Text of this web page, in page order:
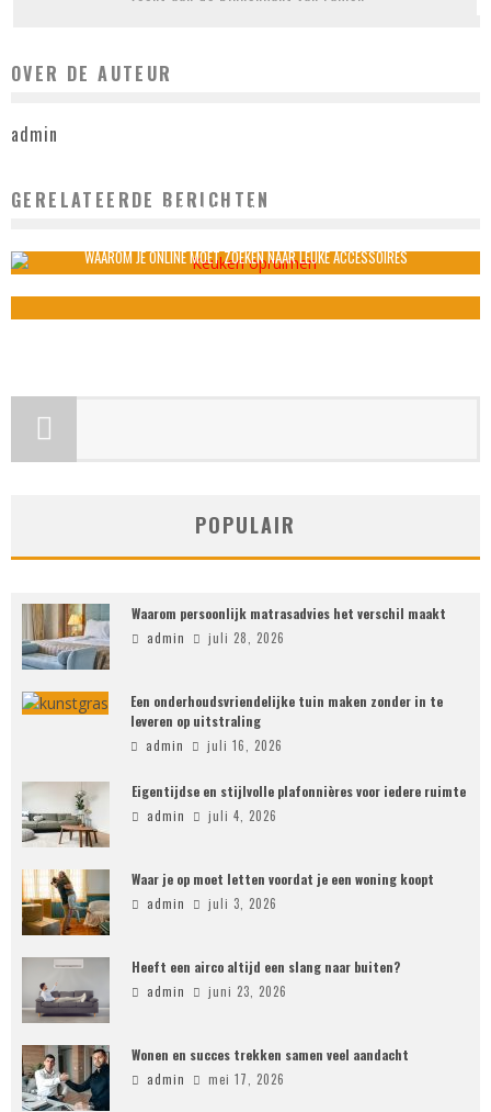
OVER DE AUTEUR
admin
GERELATEERDE BERICHTEN
KEUKEN OPRUIMEN: HOE BEGIN JE?
WAAROM JE ONLINE MOET ZOEKEN NAAR LEUKE ACCESSOIRES
POPULAIR
Waarom persoonlijk matrasadvies het verschil maakt
admin juli 28, 2026
Een onderhoudsvriendelijke tuin maken zonder in te
leveren op uitstraling
admin juli 16, 2026
Eigentijdse en stijlvolle plafonnières voor iedere ruimte
admin juli 4, 2026
Waar je op moet letten voordat je een woning koopt
admin juli 3, 2026
Heeft een airco altijd een slang naar buiten?
admin juni 23, 2026
Wonen en succes trekken samen veel aandacht
admin mei 17, 2026